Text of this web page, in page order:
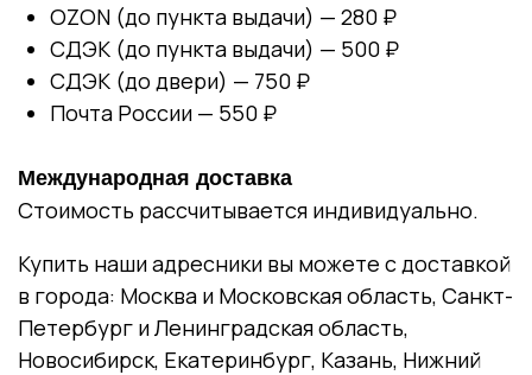
OZON (до пункта выдачи) — 280 ₽
СДЭК (до пункта выдачи) — 500 ₽
СДЭК (до двери) — 750 ₽
Почта России — 550 ₽
Международная доставка
Стоимость рассчитывается индивидуально.
Купить наши адресники вы можете с доставкой
в города: Москва и Московская область, Санкт-
Петербург и Ленинградская область,
Новосибирск, Екатеринбург, Казань, Нижний